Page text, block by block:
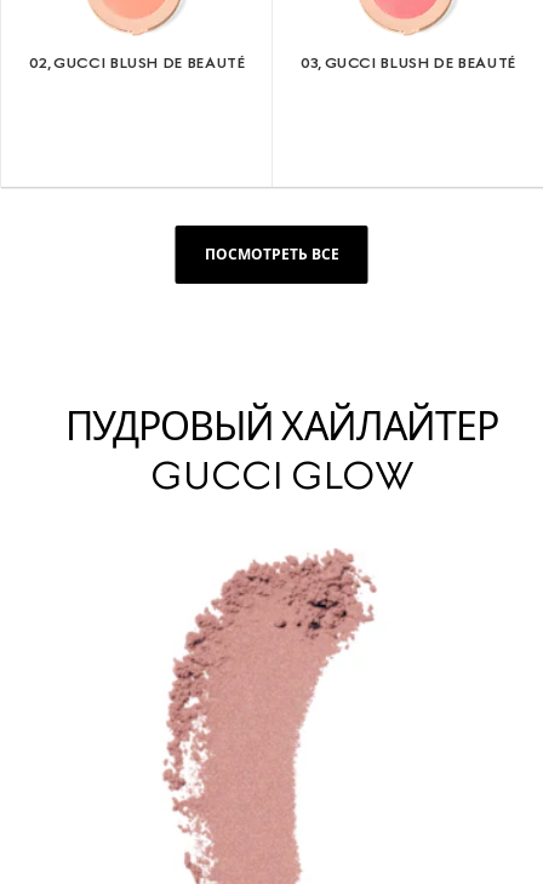
02, GUCCI BLUSH DE BEAUTÉ 03, GUCCI BLUSH DE BEAUTÉ
ПОСМОТРЕТЬ ВСЕ
ПУДРОВЫЙ ХАЙЛАЙТЕР
GUCCI GLOW